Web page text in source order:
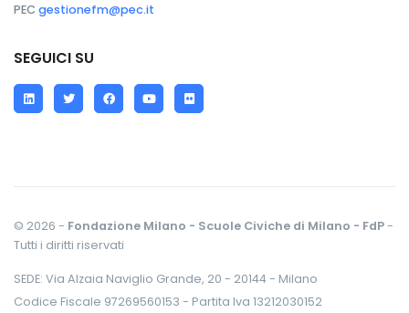
PEC gestionefm@pec.it
SEGUICI SU
LinkedInTwitterFacebookYouTube
Flickr
© 2026 - Fondazione Milano - Scuole Civiche di Milano - FdP-
Tutti i diritti riservati
SEDE: Via Alzaia Naviglio Grande, 20 - 20144 - Milano
Codice Fiscale 97269560153 - Partita Iva 13212030152